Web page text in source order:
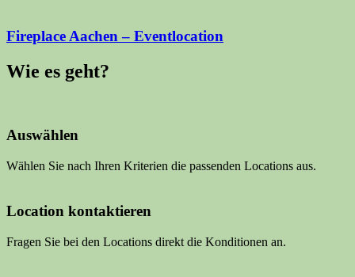
Fireplace Aachen – Eventlocation
Wie es geht?
Auswählen
Wählen Sie nach Ihren Kriterien die passenden Locations aus.
Location kontaktieren
Fragen Sie bei den Locations direkt die Konditionen an.